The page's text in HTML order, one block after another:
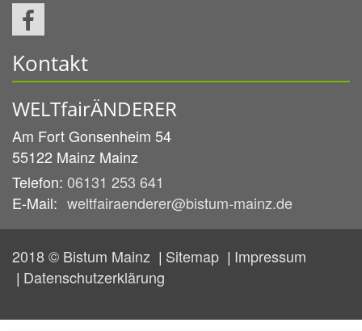
Kontakt
WELTfairÄNDERER
Am Fort Gonsenheim 54
55122 Mainz Mainz
Telefon: 06131 253 641
E-Mail: weltfairaenderer@bistum-mainz.de
2018 © Bistum Mainz Sitemap
Impressum
Datenschutzerklärung